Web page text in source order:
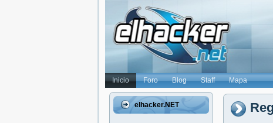
Inicio Foro Blog Staff Mapa
elhacker.NET